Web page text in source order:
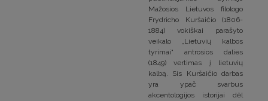
Mažosios Lietuvos filologo
Frydricho Kuršaičio (1806-
1884) vokiškai parašyto
veikalo „Lietuvių kalbos
tyrimai“ antrosios dalies
(1849) vertimas į lietuvių
kalbą. Sis Kuršaičio darbas
yra ypač svarbus
akcentologijos istorijai dėl